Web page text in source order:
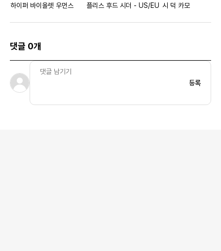
하이퍼 바이올렛 우먼스
플리스 후드 시더 - US/EU 시 덕 카모
댓글 0개
등록